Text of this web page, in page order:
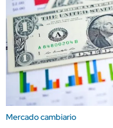
Mercado cambiario